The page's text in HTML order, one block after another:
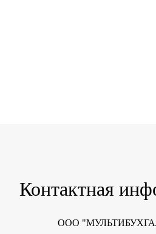
Контактная
ООО